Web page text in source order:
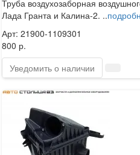
Труба воздухозаборная
Лада Гранта и Калина-2. ..
Арт: 21900-1109301
800 р.
Уведомить о наличии